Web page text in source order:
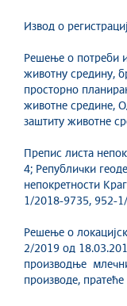
Извод о
Решење о потреби
животну средину,
просторно
животне средине,
заштиту животне
Препис листа
4; Републички
непокретности
1/2018-9735, 952-
Решење о
2/2019 од
производње
производе,